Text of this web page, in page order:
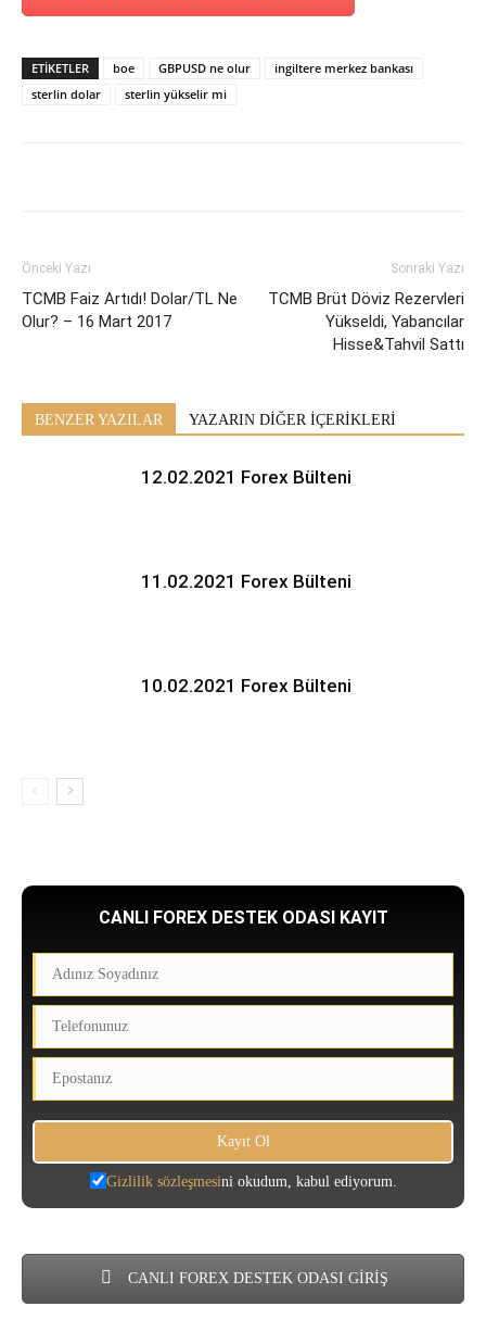
ETİKETLER boe GBPUSD ne olur
ingiltere merkez bankası
sterlin dolar
sterlin yükselir mi
Önceki Yazı
TCMB Faiz Artıdı! Dolar/TL Ne
Olur? – 16 Mart 2017
Sonraki Yazı
TCMB Brüt Döviz Rezervleri
Yükseldi, Yabancılar
Hisse&Tahvil Sattı
BENZER YAZILAR YAZARIN DİĞER İÇERİKLERİ
12.02.2021 Forex Bülteni
11.02.2021 Forex Bülteni
10.02.2021 Forex Bülteni
CANLI FOREX DESTEK ODASI KAYIT
Gizlilik sözleşmesini okudum, kabul ediyorum.
CANLI FOREX DESTEK ODASI GİRİŞ